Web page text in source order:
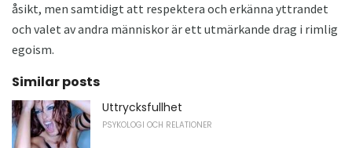
åsikt, men samtidigt att respektera och erkänna yttrandet
och valet av andra människor är ett utmärkande drag i rimlig
egoism.
Similar posts
Uttrycksfullhet
PSYKOLOGI OCH RELATIONER